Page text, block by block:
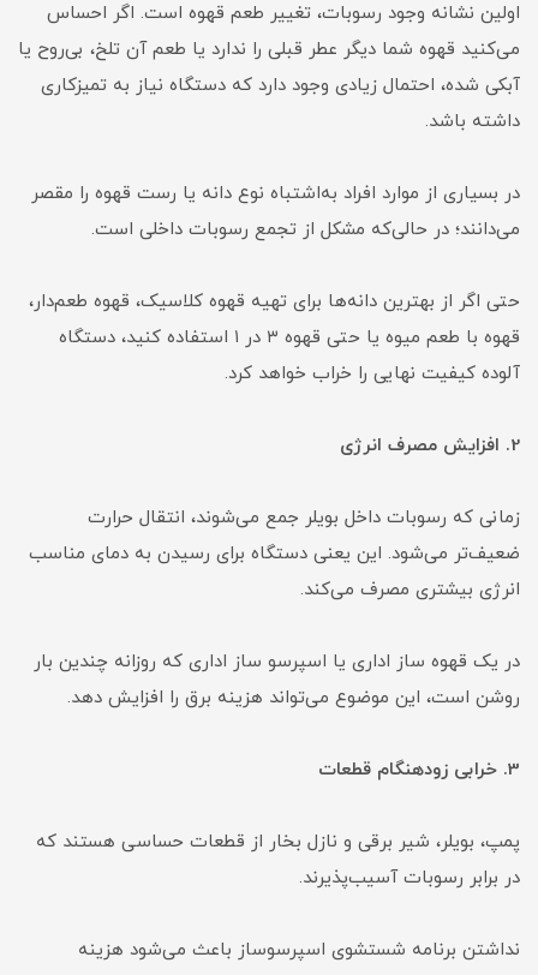
اولین نشانه وجود رسوبات، تغییر طعم قهوه است. اگر احساس
می‌کنید قهوه شما دیگر عطر قبلی را ندارد یا طعم آن تلخ، بی‌روح یا
آبکی شده، احتمال زیادی وجود دارد که دستگاه نیاز به تمیزکاری
داشته باشد.
در بسیاری از موارد افراد به‌اشتباه نوع دانه یا رست قهوه را مقصر
می‌دانند؛ در حالی‌که مشکل از تجمع رسوبات داخلی است.
حتی اگر از بهترین دانه‌ها برای تهیه قهوه کلاسیک، قهوه طعم‌دار،
قهوه با طعم میوه یا حتی قهوه ۳ در ۱ استفاده کنید، دستگاه
آلوده کیفیت نهایی را خراب خواهد کرد.
2. افزایش مصرف انرژی
زمانی که رسوبات داخل بویلر جمع می‌شوند، انتقال حرارت
ضعیف‌تر می‌شود. این یعنی دستگاه برای رسیدن به دمای مناسب
انرژی بیشتری مصرف می‌کند.
در یک قهوه ساز اداری یا اسپرسو ساز اداری که روزانه چندین بار
روشن است، این موضوع می‌تواند هزینه برق را افزایش دهد.
3. خرابی زودهنگام قطعات
پمپ، بویلر، شیر برقی و نازل بخار از قطعات حساسی هستند که
در برابر رسوبات آسیب‌پذیرند.
نداشتن برنامه شستشوی اسپرسوساز باعث می‌شود هزینه